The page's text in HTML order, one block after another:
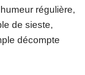
régulière,
de sieste,
décompte